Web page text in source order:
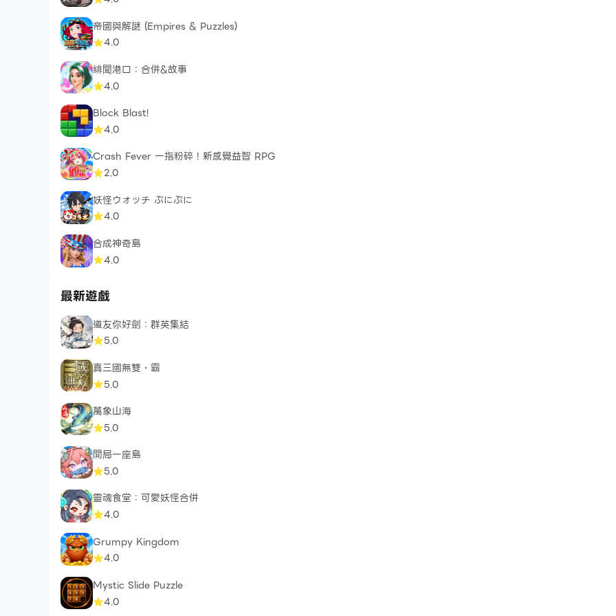
帝國與解謎 (Empires & Puzzles)
4.0
緋聞港口：合併&故事
4.0
Block Blast!
4.0
Crash Fever 一指粉碎！新感覺益智 RPG
2.0
妖怪ウォッチ ぷにぷに
4.0
合成神奇島
4.0
最新遊戲
道友你好劍：群英集結
5.0
真三國無雙・霸
5.0
萬象山海
5.0
開局一座島
5.0
靈魂食堂：可愛妖怪合併
4.0
Grumpy Kingdom
4.0
Mystic Slide Puzzle
4.0